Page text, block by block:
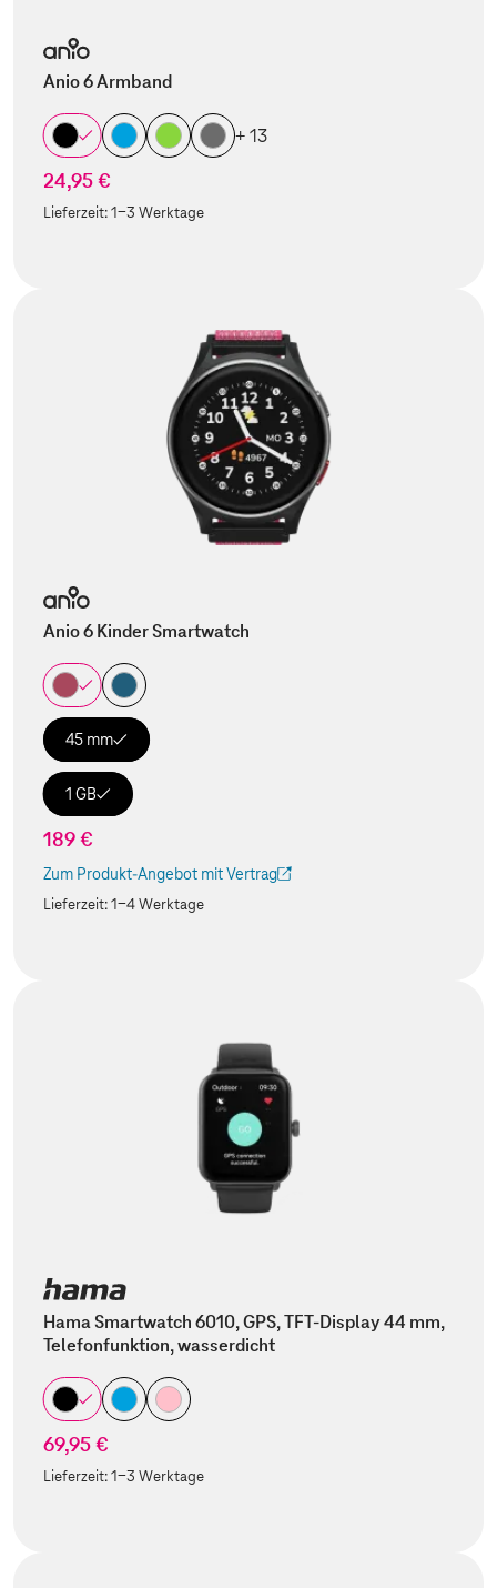
Anio 6 Armband
+ 13
24,95 €
Lieferzeit:1-3 Werktage
Anio 6 Kinder Smartwatch
45 mm
1 GB
189 €
Zum Produkt-Angebot mit Vertrag
(Der Link wird in einem neuen Tab geöffnet)
Lieferzeit:1-4 Werktage
Hama Smartwatch 6010, GPS, TFT-Display 44 mm,
Telefonfunktion, wasserdicht
69,95 €
Lieferzeit:1-3 Werktage